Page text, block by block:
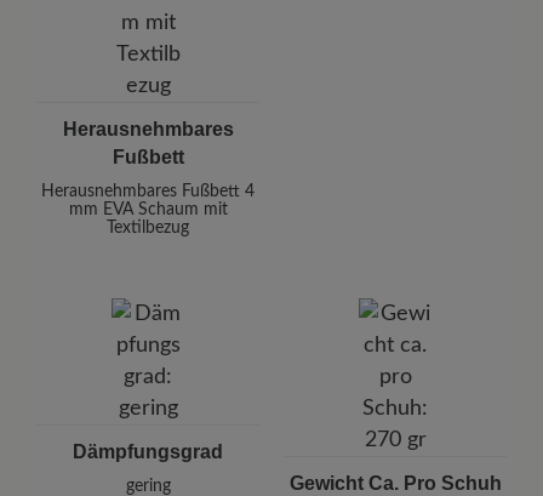
Herausnehmbares
Fußbett
Herausnehmbares Fußbett 4
mm EVA Schaum mit
Textilbezug
Dämpfungsgrad
gering Gewicht Ca. Pro Schuh